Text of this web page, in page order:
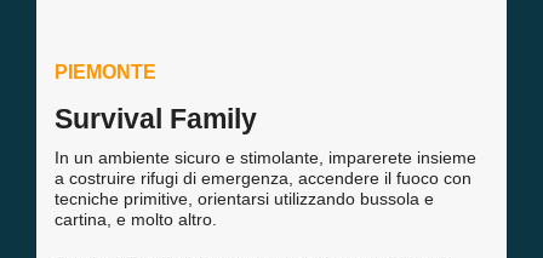
PIEMONTE
Survival Family
In un ambiente sicuro e stimolante, imparerete insieme
a costruire rifugi di emergenza, accendere il fuoco con
tecniche primitive, orientarsi utilizzando bussola e
cartina, e molto altro.